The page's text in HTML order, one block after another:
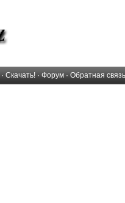
· Скачать! · Форум · Обратная связь